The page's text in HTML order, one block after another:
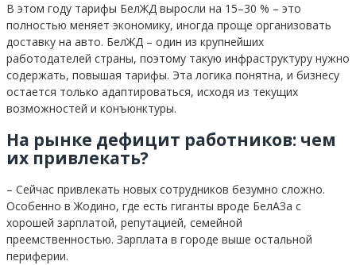
В этом году тарифы БелЖД выросли на 15–30 % – это
полностью меняет экономику, иногда проще организовать
доставку на авто. БелЖД – один из крупнейших
работодателей страны, поэтому такую инфраструктуру нужно
содержать, повышая тарифы. Эта логика понятна, и бизнесу
остается только адаптироваться, исходя из текущих
возможностей и конъюнктуры.
На рынке дефицит работников: чем
их привлекать?
– Сейчас привлекать новых сотрудников безумно сложно.
Особенно в Жодино, где есть гиганты вроде БелАЗа с
хорошей зарплатой, репутацией, семейной
преемственностью. Зарплата в городе выше остальной
периферии.